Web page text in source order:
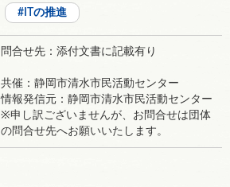
ITの推進
問合せ先：添付文書に記載有り
共催：静岡市清水市民活動センター
情報発信元：静岡市清水市民活動センター
※申し訳ございませんが、お問合せは団体
の問合せ先へお願いいたします。